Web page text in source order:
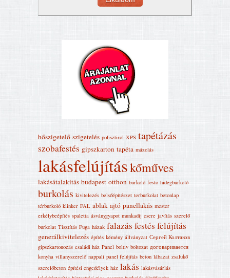
hőszigetelő szigetelés polisztirol XPS tapétázás
szobafestés gipszkarton tapéta mázolás
lakásfelújításkőműves
lakásátalakítás budapest otthon burkoló festo hidegburkoló
burkolás kivitelezés belsőépítészet terburkolat betonlap
térburkoló klinker FAL ablak ajtó panellakás mester
erkélybeépítés spaletta ásványgyapot munkadíj csere javítás szerelő
burkolat Tisztítás Fuga házak falazás festés felújítás
generálkivitelezés építés kémény állványzat Сергей Колтаков
gipszkartonozás családi ház Panel boltiv boltozat договаривается
konyha villanyszerelő nappali panel felújítás beton lábazat zsalukő
szerelőbeton építési engedélyek ház lakás lakásvásárlás